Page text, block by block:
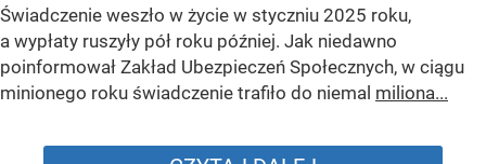
Świadczenie weszło w życie w styczniu 2025 roku,
a wypłaty ruszyły pół roku później. Jak niedawno
poinformował Zakład Ubezpieczeń Społecznych, w ciągu
minionego roku świadczenie trafiło do niemal miliona...